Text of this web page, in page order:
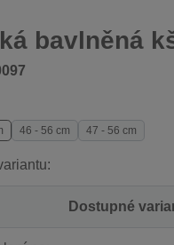
bavlněná
46 - 56 cm 47 - 56 cm
Dostupné